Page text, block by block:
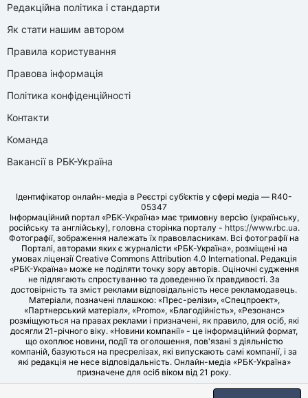
Редакційна політика і стандарти
Як стати нашим автором
Правила користування
Правова інформація
Політика конфіденційності
Контакти
Команда
Вакансії в РБК-Україна
Ідентифікатор онлайн-медіа в Реєстрі суб’єктів у сфері медіа — R40-
05347
Інформаційний портал «РБК-Україна» має тримовну версію (українську,
російську та англійську), головна сторінка порталу - https://www.rbc.ua.
Фотографії, зображення належать їх правовласникам. Всі фотографії на
Порталі, авторами яких є журналісти «РБК-Україна», розміщені на
умовах ліцензії Creative Commons Attribution 4.0 International. Редакція
«РБК-Україна» може не поділяти точку зору авторів. Оціночні судження
не підлягають спростуванню та доведенню їх правдивості. За
достовірність та зміст реклами відповідальність несе рекламодавець.
Матеріали, позначені плашкою: «Прес-релізи», «Спецпроект»,
«Партнерський матеріал», «Promo», «Благодійність», «Резонанс»
розміщуються на правах реклами і призначені, як правило, для осіб, які
досягли 21-річного віку. «Новини компанії» - це інформаційний формат,
що охоплює новини, події та оголошення, пов'язані з діяльністю
компаній, базуються на пресрелізах, які випускають самі компанії, і за
які редакція не несе відповідальність. Онлайн-медіа «РБК-Україна»
призначене для осіб віком від 21 року.
© LLC «UBT MEDIA», 2006-2026.